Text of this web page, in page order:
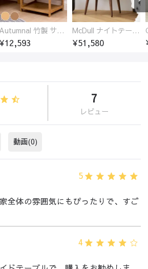
Autumnal 竹製 サイドテーブル ナイトテーブル 引き出し付き
¥12,593
McDull ナイトテーブル サイドボード 引き出し付き 北米FAS級ブラックウォールナット 無垢材
¥51,580
7
レビュー
動画(0)
5
全体の雰囲気にもぴったりで、すご
4